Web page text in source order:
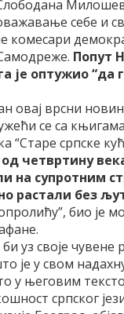
себе и
Попут
је оптужио “да
овај врсни
се са
“Старе српске
четвртину
на супротним
растали без
био је
уз своје чувене
је у свом
у његовим
српског